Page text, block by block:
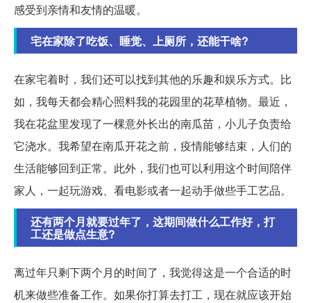
感受到亲情和友情的温暖。
宅在家除了吃饭、睡觉、上厕所，还能干啥?
在家宅着时，我们还可以找到其他的乐趣和娱乐方式。比
如，我每天都会精心照料我的花园里的花草植物。最近，
我在花盆里发现了一棵意外长出的南瓜苗，小儿子负责给
它浇水。我希望在南瓜开花之前，疫情能够结束，人们的
生活能够回到正常。此外，我们也可以利用这个时间陪伴
家人，一起玩游戏、看电影或者一起动手做些手工艺品。
还有两个月就要过年了，这期间做什么工作好，打
工还是做点生意?
离过年只剩下两个月的时间了，我觉得这是一个合适的时
机来做些准备工作。如果你打算去打工，现在就应该开始